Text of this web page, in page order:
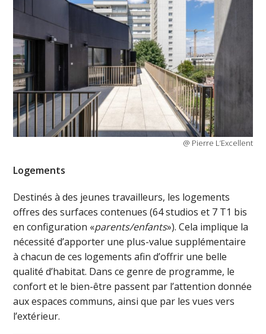
@ Pierre L’Excellent
Logements
Destinés à des jeunes travailleurs, les logements
offres des surfaces contenues (64 studios et 7 T1 bis
en configuration «parents/enfants»). Cela implique la
nécessité d’apporter une plus-value supplémentaire
à chacun de ces logements afin d’offrir une belle
qualité d’habitat. Dans ce genre de programme, le
confort et le bien-être passent par l’attention donnée
aux espaces communs, ainsi que par les vues vers
l’extérieur.